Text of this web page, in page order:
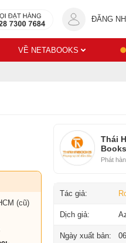
ĐĂNG
VỀ NETABOOKS
(cũ)
Thái
Books
Phát
Tác giả:
Dịch giả:
Ngày xuất bản: